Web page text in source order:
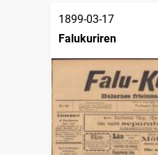
1899-03-17
Falukuriren